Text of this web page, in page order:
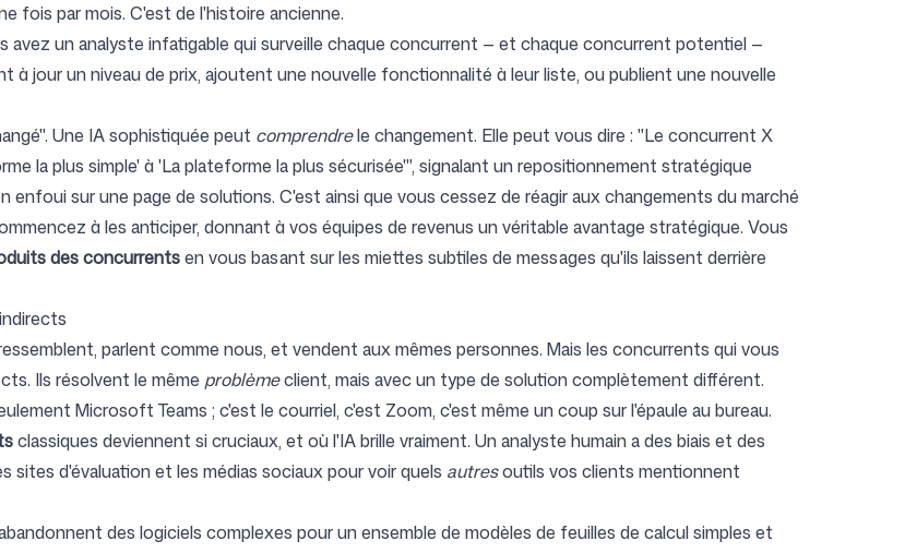
fois par mois. C'est de l'histoire ancienne.
avez un analyste infatigable qui surveille chaque concurrent — et chaque concurrent potentiel —
jour un niveau de prix, ajoutent une nouvelle fonctionnalité à leur liste, ou publient une nouvelle
Une IA sophistiquée peut comprendrele changement. Elle peut vous dire : "Le concurrent X
la plus simple' à 'La plateforme la plus sécurisée'", signalant un repositionnement stratégique
enfoui sur une page de solutions. C'est ainsi que vous cessez de réagir aux changements du marché
à les anticiper, donnant à vos équipes de revenus un véritable avantage stratégique. Vous
des concurrentsen vous basant sur les miettes subtiles de messages qu'ils laissent derrière
parlent comme nous, et vendent aux mêmes personnes. Mais les concurrents qui vous
Ils résolvent le même problèmeclient, mais avec un type de solution complètement différent.
Microsoft Teams ; c'est le courriel, c'est Zoom, c'est même un coup sur l'épaule au bureau.
classiques deviennent si cruciaux, et où l'IA brille vraiment. Un analyste humain a des biais et des
sites d'évaluation et les médias sociaux pour voir quels autresoutils vos clients mentionnent
des logiciels complexes pour un ensemble de modèles de feuilles de calcul simples et